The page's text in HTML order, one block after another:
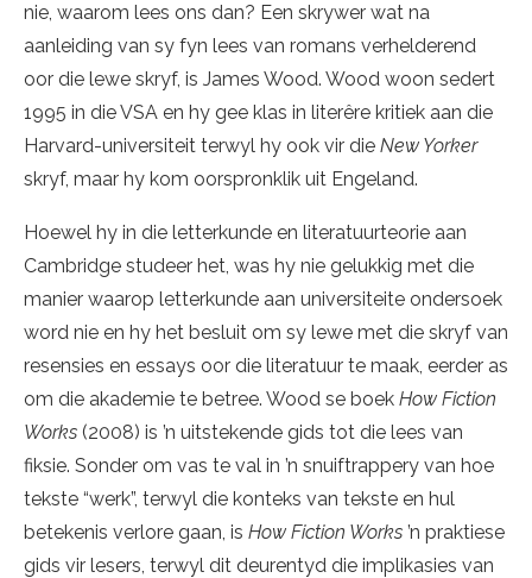
nie, waarom lees ons dan? Een skrywer wat na
aanleiding van sy fyn lees van romans verhelderend
oor die lewe skryf, is James Wood. Wood woon sedert
1995 in die VSA en hy gee klas in literêre kritiek aan die
Harvard-universiteit terwyl hy ook vir die New Yorker
skryf, maar hy kom oorspronklik uit Engeland.
Hoewel hy in die letterkunde en literatuurteorie aan
Cambridge studeer het, was hy nie gelukkig met die
manier waarop letterkunde aan universiteite ondersoek
word nie en hy het besluit om sy lewe met die skryf van
resensies en essays oor die literatuur te maak, eerder as
om die akademie te betree. Wood se boek How Fiction
Works (2008) is ’n uitstekende gids tot die lees van
fiksie. Sonder om vas te val in ’n snuiftrappery van hoe
tekste “werk”, terwyl die konteks van tekste en hul
betekenis verlore gaan, is How Fiction Works ’n praktiese
gids vir lesers, terwyl dit deurentyd die implikasies van